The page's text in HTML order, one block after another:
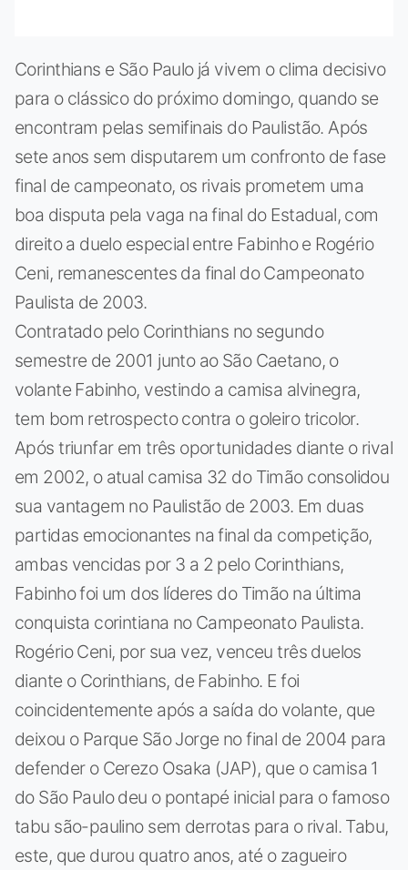
Corinthians e São Paulo já vivem o clima decisivo
para o clássico do próximo domingo, quando se
encontram pelas semifinais do Paulistão. Após
sete anos sem disputarem um confronto de fase
final de campeonato, os rivais prometem uma
boa disputa pela vaga na final do Estadual, com
direito a duelo especial entre Fabinho e Rogério
Ceni, remanescentes da final do Campeonato
Paulista de 2003.
Contratado pelo Corinthians no segundo
semestre de 2001 junto ao São Caetano, o
volante Fabinho, vestindo a camisa alvinegra,
tem bom retrospecto contra o goleiro tricolor.
Após triunfar em três oportunidades diante o rival
em 2002, o atual camisa 32 do Timão consolidou
sua vantagem no Paulistão de 2003. Em duas
partidas emocionantes na final da competição,
ambas vencidas por 3 a 2 pelo Corinthians,
Fabinho foi um dos líderes do Timão na última
conquista corintiana no Campeonato Paulista.
Rogério Ceni, por sua vez, venceu três duelos
diante o Corinthians, de Fabinho. E foi
coincidentemente após a saída do volante, que
deixou o Parque São Jorge no final de 2004 para
defender o Cerezo Osaka (JAP), que o camisa 1
do São Paulo deu o pontapé inicial para o famoso
tabu são-paulino sem derrotas para o rival. Tabu,
este, que durou quatro anos, até o zagueiro